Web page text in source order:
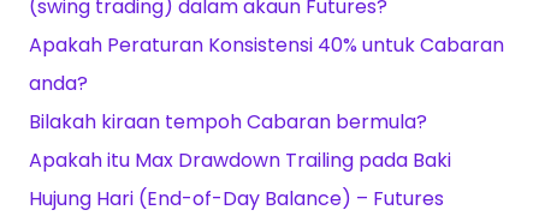
(swing trading) dalam akaun Futures?
Apakah Peraturan Konsistensi 40% untuk Cabaran
anda?
Bilakah kiraan tempoh Cabaran bermula?
Apakah itu Max Drawdown Trailing pada Baki
Hujung Hari (End-of-Day Balance) – Futures